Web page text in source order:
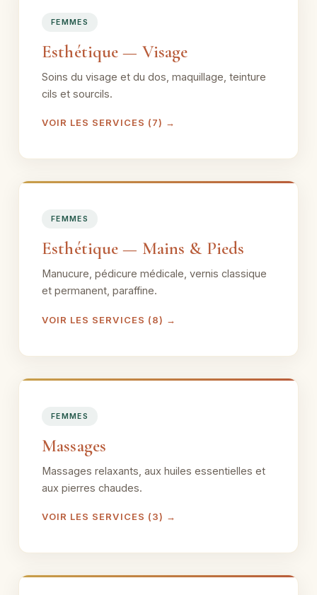
FEMMES
Esthétique — Visage
Soins du visage et du dos, maquillage, teinture
cils et sourcils.
VOIR LES SERVICES (7) →
FEMMES
Esthétique — Mains & Pieds
Manucure, pédicure médicale, vernis classique
et permanent, paraffine.
VOIR LES SERVICES (8) →
FEMMES
Massages
Massages relaxants, aux huiles essentielles et
aux pierres chaudes.
VOIR LES SERVICES (3) →